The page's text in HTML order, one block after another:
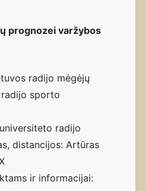
prognozei varžybos
radijo mėgėjų
sporto
radijo
distancijos: Artūras
ir informacijai: